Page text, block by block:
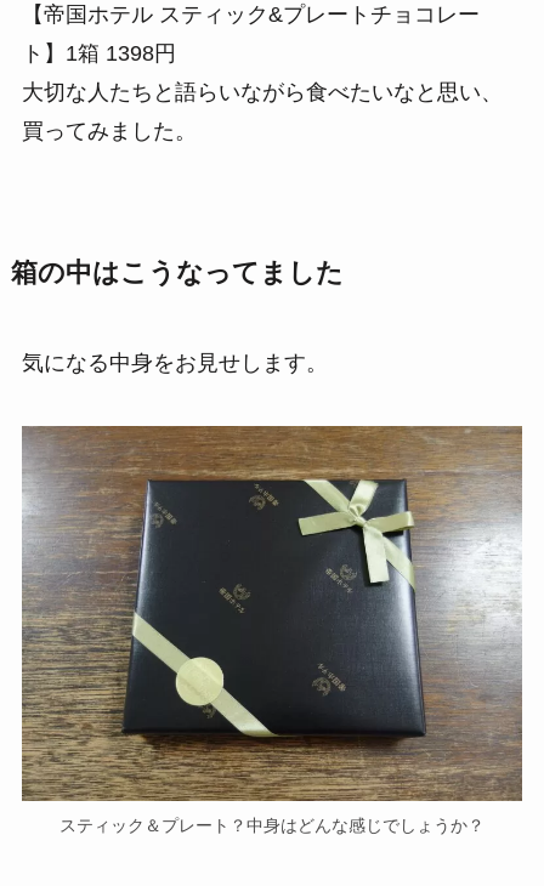
【帝国ホテル スティック&プレートチョコレー
ト】1箱 1398円
大切な人たちと語らいながら食べたいなと思い、
買ってみました。
箱の中はこうなってました
気になる中身をお見せします。
スティック＆プレート？中身はどんな感じでしょうか？